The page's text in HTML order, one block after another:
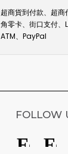
超商貨到付款、超
角零卡、街口支付、
ATM、PayPal
FOLLOW